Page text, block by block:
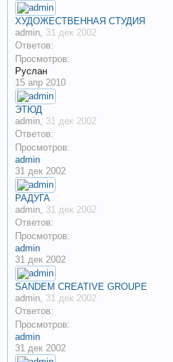
ХУДОЖЕСТВЕННАЯ СТУДИЯ
admin, 31 дек 2002
Ответов:
Просмотров:
Руслан
15 апр 2010
ЭТЮД
admin, 31 дек 2002
Ответов:
Просмотров:
admin
31 дек 2002
РАДУГА
admin, 31 дек 2002
Ответов:
Просмотров:
admin
31 дек 2002
SANDEM CREATIVE GROUPE
admin, 31 дек 2002
Ответов:
Просмотров:
admin
31 дек 2002